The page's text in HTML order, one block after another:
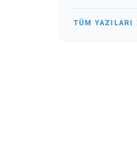
TÜM YAZILARI